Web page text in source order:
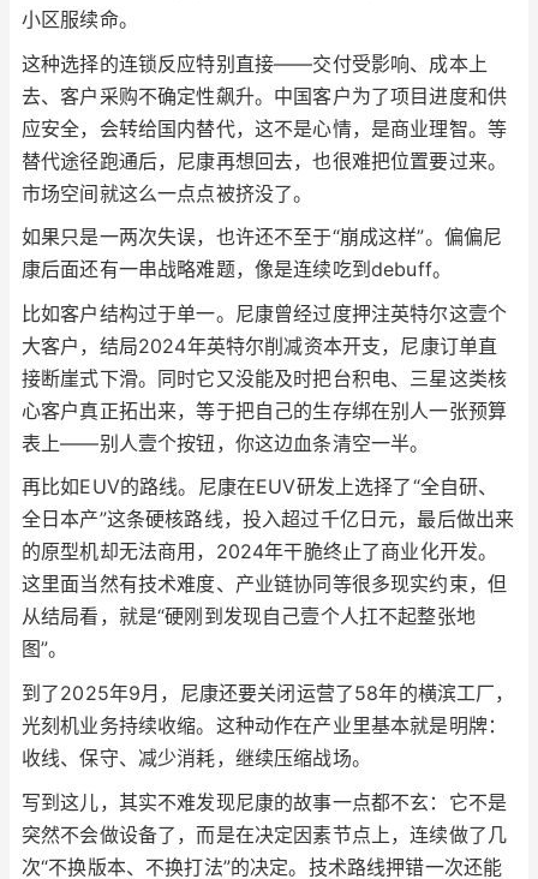
小区服续命。
这种选择的连锁反应特别直接——交付受影响、成本上
去、客户采购不确定性飙升。中国客户为了项目进度和供
应安全，会转给国内替代，这不是心情，是商业理智。等
替代途径跑通后，尼康再想回去，也很难把位置要过来。
市场空间就这么一点点被挤没了。
如果只是一两次失误，也许还不至于“崩成这样”。偏偏尼
康后面还有一串战略难题，像是连续吃到debuff。
比如客户结构过于单一。尼康曾经过度押注英特尔这壹个
大客户，结局2024年英特尔削减资本开支，尼康订单直
接断崖式下滑。同时它又没能及时把台积电、三星这类核
心客户真正拓出来，等于把自己的生存绑在别人一张预算
表上——别人壹个按钮，你这边血条清空一半。
再比如EUV的路线。尼康在EUV研发上选择了“全自研、
全日本产”这条硬核路线，投入超过千亿日元，最后做出来
的原型机却无法商用，2024年干脆终止了商业化开发。
这里面当然有技术难度、产业链协同等很多现实约束，但
从结局看，就是“硬刚到发现自己壹个人扛不起整张地
图”。
到了2025年9月，尼康还要关闭运营了58年的横滨工厂，
光刻机业务持续收缩。这种动作在产业里基本就是明牌：
收线、保守、减少消耗，继续压缩战场。
写到这儿，其实不难发现尼康的故事一点都不玄：它不是
突然不会做设备了，而是在决定因素节点上，连续做了几
次“不换版本、不换打法”的决定。技术路线押错一次还能